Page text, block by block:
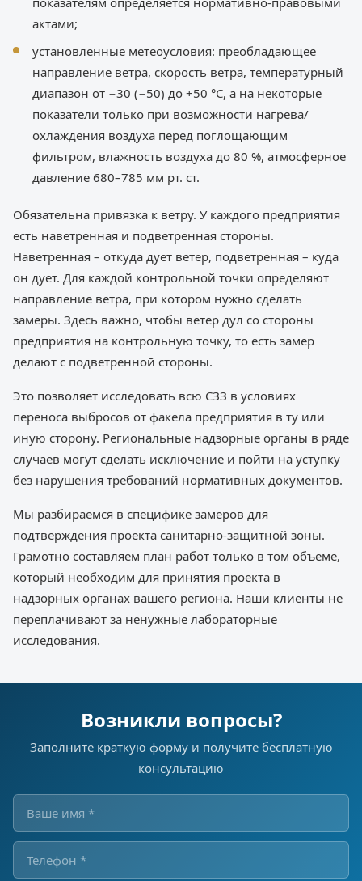
актами;
установленные метеоусловия: преобладающее
направление ветра, скорость ветра, температурный
диапазон от −30 (−50) до +50 °C, а на некоторые
показатели только при возможности нагрева/
охлаждения воздуха перед поглощающим
фильтром, влажность воздуха до 80 %, атмосферное
давление 680–785 мм рт. ст.
Обязательна привязка к ветру. У каждого предприятия
есть наветренная и подветренная стороны.
Наветренная – откуда дует ветер, подветренная – куда
он дует. Для каждой контрольной точки определяют
направление ветра, при котором нужно сделать
замеры. Здесь важно, чтобы ветер дул со стороны
предприятия на контрольную точку, то есть замер
делают с подветренной стороны.
Это позволяет исследовать всю СЗЗ в условиях
переноса выбросов от факела предприятия в ту или
иную сторону. Региональные надзорные органы в ряде
случаев могут сделать исключение и пойти на уступку
без нарушения требований нормативных документов.
Мы разбираемся в специфике замеров для
подтверждения проекта санитарно-защитной зоны.
Грамотно составляем план работ только в том объеме,
который необходим для принятия проекта в
надзорных органах вашего региона. Наши клиенты не
переплачивают за ненужные лабораторные
исследования.
Возникли вопросы?
Заполните краткую форму и получите бесплатную
консультацию